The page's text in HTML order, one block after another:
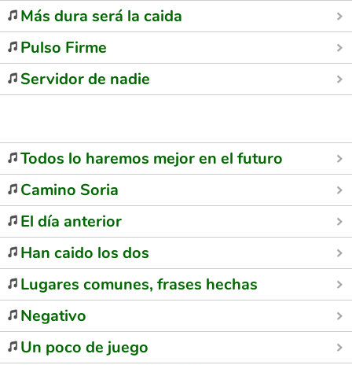
Más dura será la caida
Pulso Firme
Servidor de nadie
Todos lo haremos mejor en el futuro
Camino Soria
El día anterior
Han caido los dos
Lugares comunes, frases hechas
Negativo
Un poco de juego